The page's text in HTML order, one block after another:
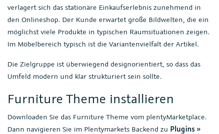
verlagert sich das stationäre Einkaufserlebnis zunehmend in
den Onlineshop. Der Kunde erwartet große Bildwelten, die ein
möglichst viele Produkte in typischen Raumsituationen zeigen.
Im Möbelbereich typisch ist die Variantenvielfalt der Artikel.
Die Zielgruppe ist überwiegend designorientiert, so dass das
Umfeld modern und klar strukturiert sein sollte.
Furniture Theme installieren
Downloaden Sie das Furniture Theme vom plentyMarketplace.
Dann navigieren Sie im Plentymarkets Backend zu Plugins »